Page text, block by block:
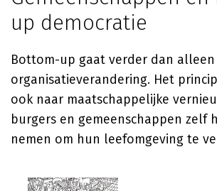
up democratie
Bottom-up gaat verder dan alleen
organisatieverandering. Het
ook naar maatschappelijke
burgers en gemeenschappen zelf
nemen om hun leefomgeving te